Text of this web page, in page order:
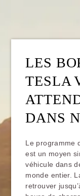
LES
TESLA
DANS
Le programme
est un moyen
véhicule dans
monde entier.
retrouver